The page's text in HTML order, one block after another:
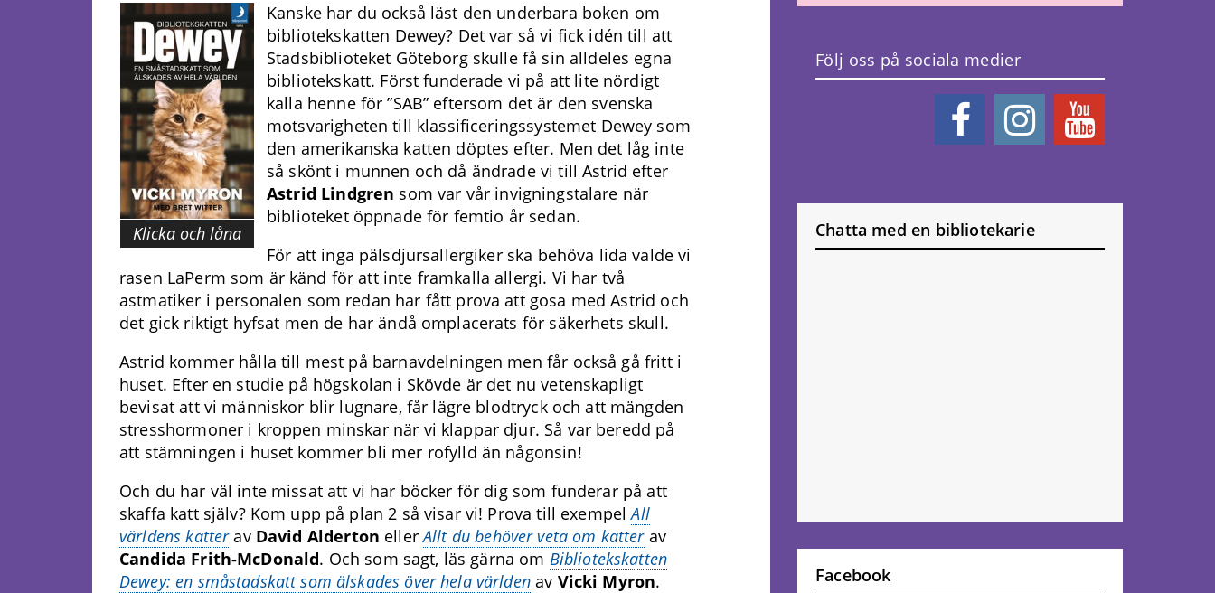
Klicka och låna
Kanske har du också läst den underbara boken om
bibliotekskatten Dewey? Det var så vi fick idén till att
Stadsbiblioteket Göteborg skulle få sin alldeles egna
bibliotekskatt. Först funderade vi på att lite nördigt
kalla henne för ”SAB” eftersom det är den svenska
motsvarigheten till klassificeringssystemet Dewey som
den amerikanska katten döptes efter. Men det låg inte
så skönt i munnen och då ändrade vi till Astrid efter
Astrid Lindgren som var vår invigningstalare när
biblioteket öppnade för femtio år sedan.
För att inga pälsdjursallergiker ska behöva lida valde vi
rasen LaPerm som är känd för att inte framkalla allergi. Vi har två
astmatiker i personalen som redan har fått prova att gosa med Astrid och
det gick riktigt hyfsat men de har ändå omplacerats för säkerhets skull.
Astrid kommer hålla till mest på barnavdelningen men får också gå fritt i
huset. Efter en studie på högskolan i Skövde är det nu vetenskapligt
bevisat att vi människor blir lugnare, får lägre blodtryck och att mängden
stresshormoner i kroppen minskar när vi klappar djur. Så var beredd på
att stämningen i huset kommer bli mer rofylld än någonsin!
Och du har väl inte missat att vi har böcker för dig som funderar på att
skaffa katt själv? Kom upp på plan 2 så visar vi! Prova till exempelAll
världens katterav David Alderton ellerAllt du behöver veta om katterav
Candida Frith-McDonald. Och som sagt, läs gärna om Bibliotekskatten
Dewey: en småstadskatt som älskades över hela världenav Vicki Myron.
Följ oss på sociala medier
Chatta med en bibliotekarie
Facebook